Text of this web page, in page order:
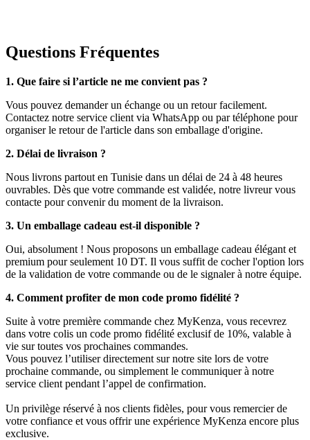
Questions Fréquentes
1. Que faire si l’article ne me convient pas ?
Vous pouvez demander un échange ou un retour facilement.
Contactez notre service client via WhatsApp ou par téléphone pour
organiser le retour de l'article dans son emballage d'origine.
2. Délai de livraison ?
Nous livrons partout en Tunisie dans un délai de 24 à 48 heures
ouvrables. Dès que votre commande est validée, notre livreur vous
contacte pour convenir du moment de la livraison.
3. Un emballage cadeau est-il disponible ?
Oui, absolument ! Nous proposons un emballage cadeau élégant et
premium pour seulement 10 DT. Il vous suffit de cocher l'option lors
de la validation de votre commande ou de le signaler à notre équipe.
4. Comment profiter de mon code promo fidélité ?
Suite à votre première commande chez MyKenza, vous recevrez
dans votre colis un code promo fidélité exclusif de 10%, valable à
vie sur toutes vos prochaines commandes.
Vous pouvez l’utiliser directement sur notre site lors de votre
prochaine commande, ou simplement le communiquer à notre
service client pendant l’appel de confirmation.
Un privilège réservé à nos clients fidèles, pour vous remercier de
votre confiance et vous offrir une expérience MyKenza encore plus
exclusive.